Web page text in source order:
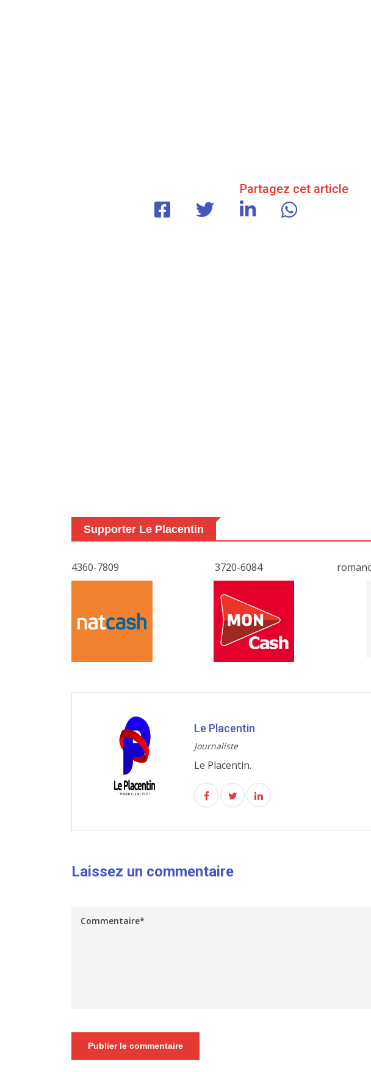
Partagez cet article
Supporter Le Placentin
4360-7809 3720-6084
Le Placentin
Journaliste
Le Placentin.
Laissez un commentaire
Publier le commentaire